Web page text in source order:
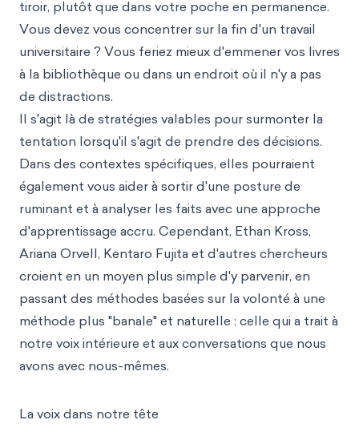
tiroir, plutôt que dans votre poche en permanence.
Vous devez vous concentrer sur la fin d'un travail
universitaire ? Vous feriez mieux d'emmener vos livres
à la bibliothèque ou dans un endroit où il n'y a pas
de distractions.
Il s'agit là de stratégies valables pour surmonter la
tentation lorsqu'il s'agit de prendre des décisions.
Dans des contextes spécifiques, elles pourraient
également vous aider à sortir d'une posture de
ruminant et à analyser les faits avec une approche
d'apprentissage accru. Cependant, Ethan Kross,
Ariana Orvell, Kentaro Fujita et d'autres chercheurs
croient en un moyen plus simple d'y parvenir, en
passant des méthodes basées sur la volonté à une
méthode plus "banale" et naturelle : celle qui a trait à
notre voix intérieure et aux conversations que nous
avons avec nous-mêmes.
La voix dans notre tête